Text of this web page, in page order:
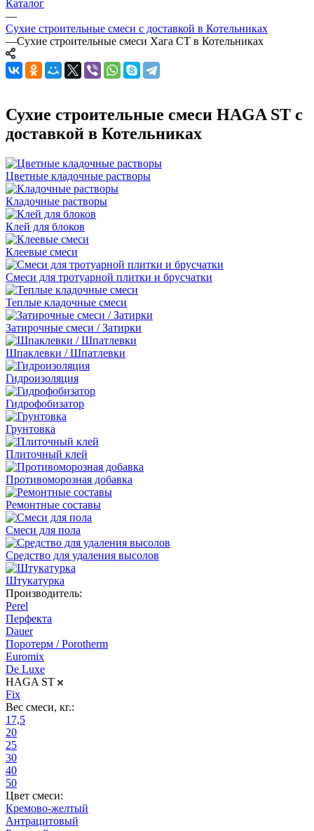
Каталог
—
Сухие строительные смеси с доставкой в Котельниках
—Сухие строительные смеси Хага СТ в Котельниках
Сухие строительные смеси HAGA ST с
доставкой в Котельниках
Цветные кладочные растворы
Кладочные растворы
Клей для блоков
Клеевые смеси
Смеси для тротуарной плитки и брусчатки
Теплые кладочные смеси
Затирочные смеси / Затирки
Шпаклевки / Шпатлевки
Гидроизоляция
Гидрофобизатор
Грунтовка
Плиточный клей
Противоморозная добавка
Ремонтные составы
Смеси для пола
Средство для удаления высолов
Штукатурка
Производитель:
Perel
Перфекта
Dauer
Поротерм / Porotherm
Euromix
De Luxe
HAGA ST
Fix
Вес смеси, кг.:
17,5
20
25
30
40
50
Цвет смеси:
Кремово-желтый
Антрацитовый